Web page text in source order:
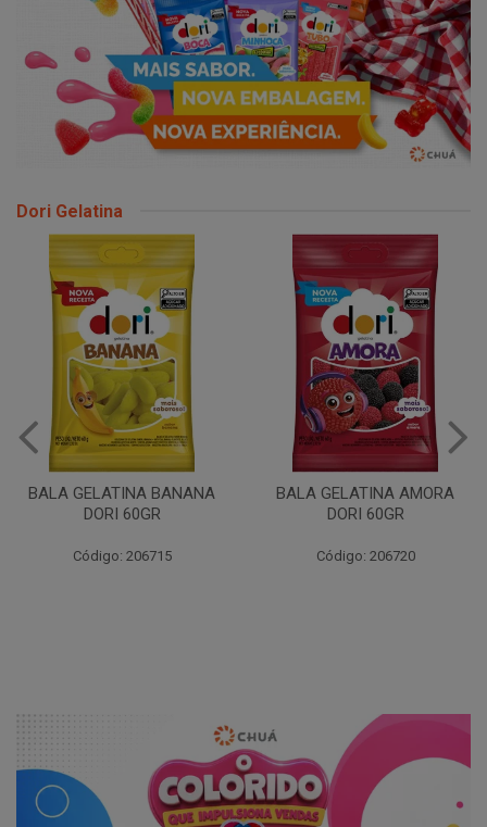
Dori Gelatina
BALA GELATINA BANANA
DORI 60GR
Código: 206715
BALA GELATINA AMORA
DORI 60GR
Código: 206720